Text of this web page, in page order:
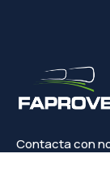
Contacta con